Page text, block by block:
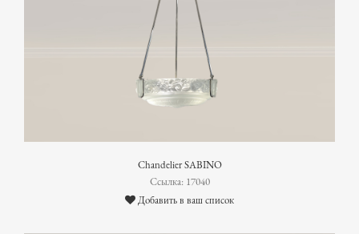
Chandelier SABINO
Ссылка: 17040
Добавить в ваш список